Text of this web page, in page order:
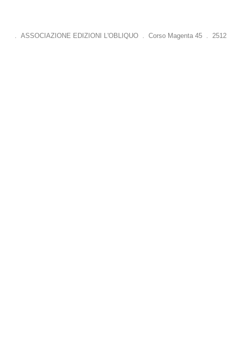
. ASSOCIAZIONE EDIZIONI L'OBLIQUO . Corso Magenta 45 .